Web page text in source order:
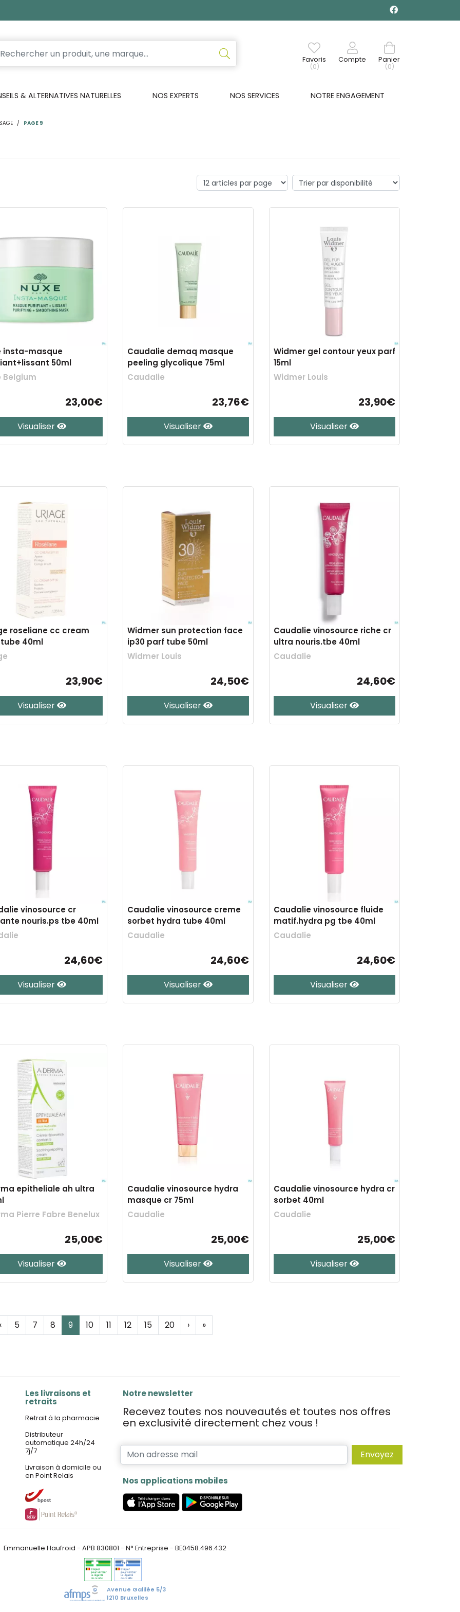
Favoris
(0)
Compte
Panier
(0)
& ALTERNATIVES NATURELLES NOS EXPERTS NOS SERVICES NOTRE ENGAGEMENT
PAGE 9
insta-masque
50ml
Belgium
23,00€
Visualiser
Caudalie demaq masque
peeling glycolique 75ml
Caudalie
23,76€
Visualiser
Widmer gel contour yeux parf
15ml
Widmer Louis
23,90€
Visualiser
roseliane cc cream
40ml
23,90€
Visualiser
Widmer sun protection face
ip30 parf tube 50ml
Widmer Louis
24,50€
Visualiser
Caudalie vinosource riche cr
ultra nouris.tbe 40ml
Caudalie
24,60€
Visualiser
vinosource cr
nouris.ps tbe 40ml
24,60€
Visualiser
Caudalie vinosource creme
sorbet hydra tube 40ml
Caudalie
24,60€
Visualiser
Caudalie vinosource fluide
matif.hydra pg tbe 40ml
Caudalie
24,60€
Visualiser
epitheliale ah ultra
Pierre Fabre Benelux
25,00€
Visualiser
Caudalie vinosource hydra
masque cr 75ml
Caudalie
25,00€
Visualiser
Caudalie vinosource hydra cr
sorbet 40ml
Caudalie
25,00€
Visualiser
‹ 5 7 8 9 10 11 12 15 20 › »
Les livraisons et
retraits
Retrait à la pharmacie
Distributeur
automatique 24h/24
7j/7
Livraison à domicile ou
en Point Relais
Notre newsletter
Recevez toutes nos nouveautés et toutes nos offres
en exclusivité directement chez vous !
Envoyez
Nos applications mobiles
Emmanuelle Haufroid - APB 830801 - N° Entreprise - BE0458.496.432
Avenue Galilée 5/3
1210 Bruxelles